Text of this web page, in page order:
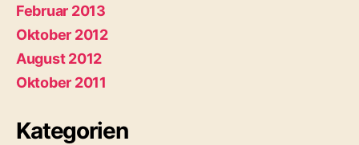
Februar 2013
Oktober 2012
August 2012
Oktober 2011
Kategorien